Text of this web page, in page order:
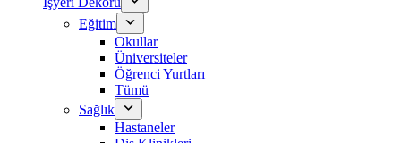
Eğitim
Okullar
Üniversiteler
Öğrenci Yurtları
Tümü
Sağlık
Hastaneler